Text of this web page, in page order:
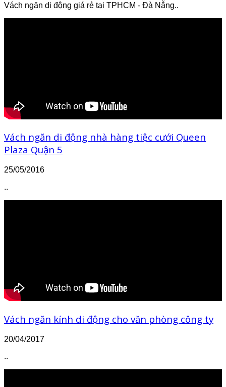
Vách ngăn di động giá rẻ tại TPHCM - Đà Nẵng..
Vách ngăn di động nhà hàng tiệc cưới Queen
Plaza Quận 5
25/05/2016
..
Vách ngăn kính di động cho văn phòng công ty
20/04/2017
..